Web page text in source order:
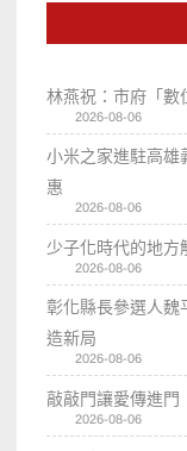
林燕祝：市府「數
2026-08-06
小米之家進駐高
惠
2026-08-06
少子化時代的地方
2026-08-06
彰化縣長參選人
造新局
2026-08-06
敲敲門讓愛傳進
2026-08-06